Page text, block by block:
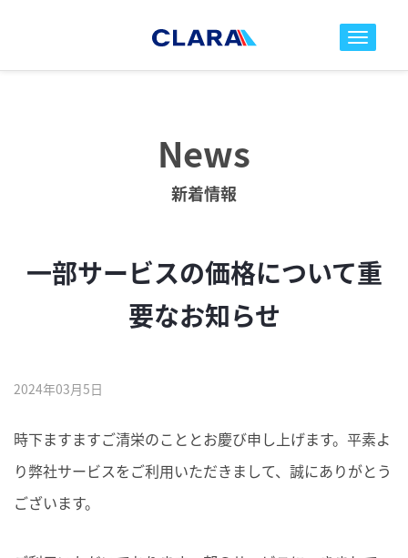
toggle
News
新着情報
一部サービスの価格について重
要なお知らせ
2024年03月5日
時下ますますご清栄のこととお慶び申し上げます。平素よ
り弊社サービスをご利用いただきまして、誠にありがとう
ございます。